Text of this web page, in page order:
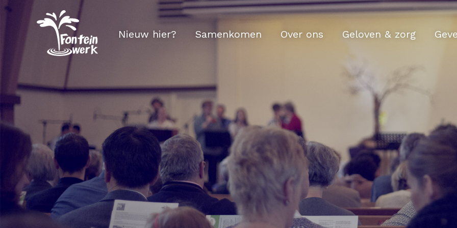
Nieuw hier? Samenkomen Over ons Geloven & zorg